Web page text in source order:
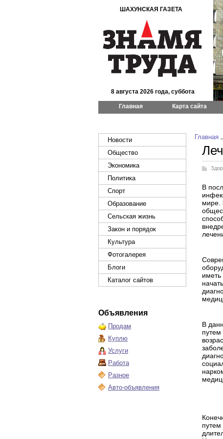
ШАХУНСКАЯ ГАЗЕТА
8 августа 2026 года, суббота
Главная Карта сайта
Новости
Общество
Экономика
Политика
Спорт
Образование
Сельская жизнь
Закон и порядок
Культура
Фотогалерея
Блоги
Каталог сайтов
Объявления
Продам
Куплю
Услуги
Работа
Разное
Авто-объявления
Главная
В
мире.
В